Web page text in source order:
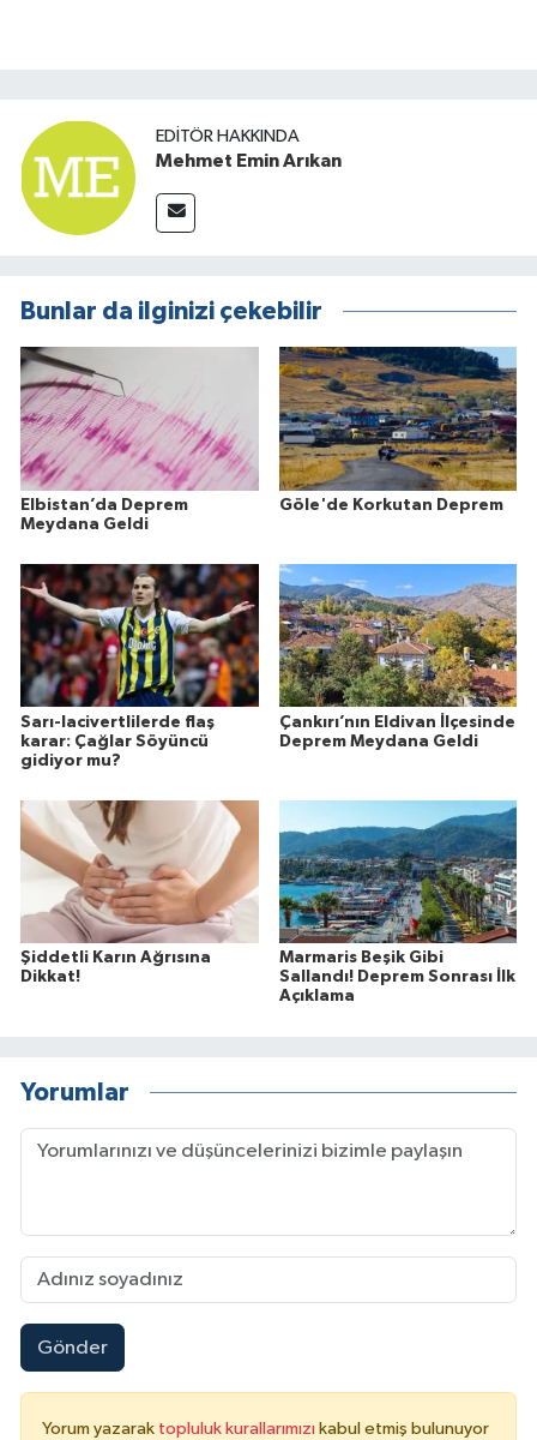
EDITÖR HAKKINDA
Mehmet Emin Arıkan
Bunlar da ilginizi çekebilir
Elbistan’da Deprem
Meydana Geldi
Göle'de Korkutan Deprem
Sarı-lacivertlilerde flaş
karar: Çağlar Söyüncü
gidiyor mu?
Çankırı’nın Eldivan İlçesinde
Deprem Meydana Geldi
Şiddetli Karın Ağrısına
Dikkat!
Marmaris Beşik Gibi
Sallandı! Deprem Sonrası İlk
Açıklama
Yorumlar
Gönder
Yorum yazarak topluluk kurallarımızı kabul etmiş bulunuyor